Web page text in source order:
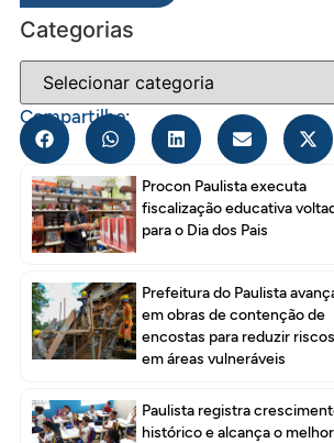
Categorias
Compartilhe:
Procon Paulista executa
fiscalização educativa
para o Dia dos Pais
Prefeitura do Paulista
em obras de contenção de
encostas para reduzir riscos
em áreas vulneráveis
Paulista registra
histórico e alcança o melhor